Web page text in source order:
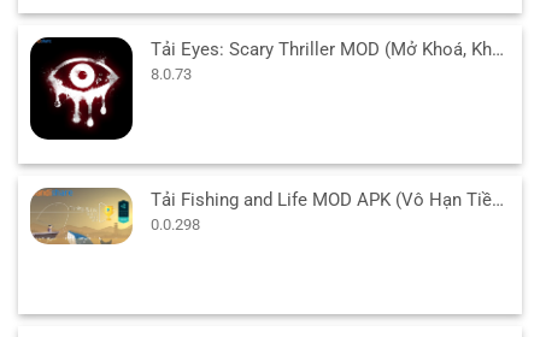
Tải Eyes: Scary Thriller MOD (Mở Khoá, Không QC) 8.0.73 APK
8.0.73
Tải Fishing and Life MOD APK (Vô Hạn Tiền) v0.0.298 cho Android
0.0.298